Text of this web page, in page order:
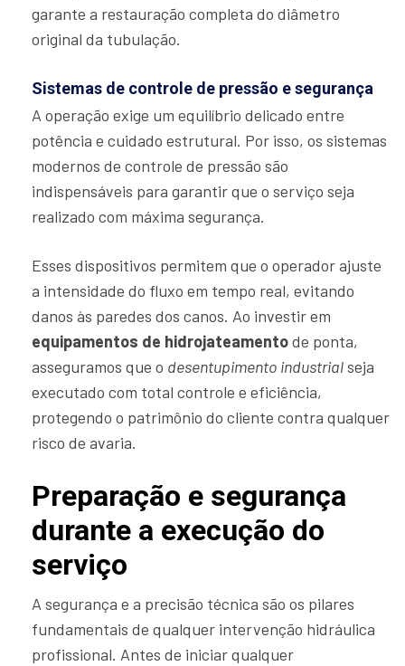
garante a restauração completa do diâmetro
original da tubulação.
Sistemas de controle de pressão e segurança
A operação exige um equilíbrio delicado entre
potência e cuidado estrutural. Por isso, os sistemas
modernos de controle de pressão são
indispensáveis para garantir que o serviço seja
realizado com máxima segurança.
Esses dispositivos permitem que o operador ajuste
a intensidade do fluxo em tempo real, evitando
danos às paredes dos canos. Ao investir em
equipamentos de hidrojateamentode ponta,
asseguramos que o desentupimento industrialseja
executado com total controle e eficiência,
protegendo o patrimônio do cliente contra qualquer
risco de avaria.
Preparação e segurança
durante a execução do
serviço
A segurança e a precisão técnica são os pilares
fundamentais de qualquer intervenção hidráulica
profissional. Antes de iniciar qualquer